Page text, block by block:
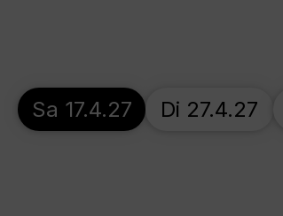
Sa 17.4.27 Di 27.4.27